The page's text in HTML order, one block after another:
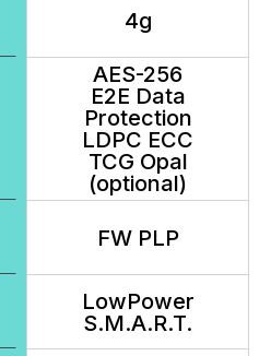
4g
AES-256
E2E Data
Protection
LDPC ECC
TCG Opal
(optional)
FW PLP
LowPower
S.M.A.R.T.